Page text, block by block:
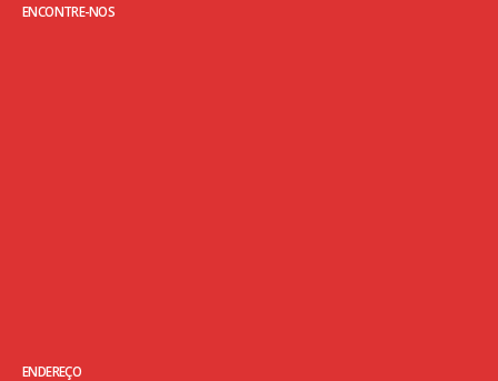
ENCONTRE-NOS
ENDEREÇO